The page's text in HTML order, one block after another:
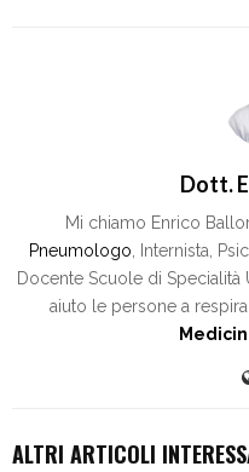
Dott.
Mi chiamo Enrico
Pneumologo , Internista,
Docente Scuole di Specialità
aiuto le persone a
ALTRI ARTICOLI